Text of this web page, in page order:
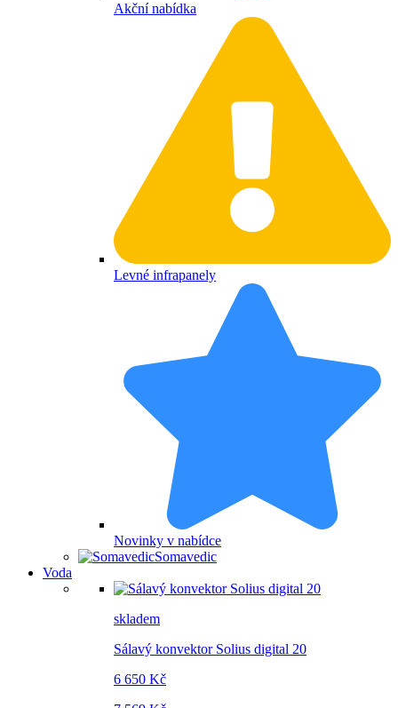
Akční nabídka
Levné infrapanely
Novinky v nabídce
Somavedic
Voda
skladem
Sálavý konvektor Solius digital 20
6 650 Kč